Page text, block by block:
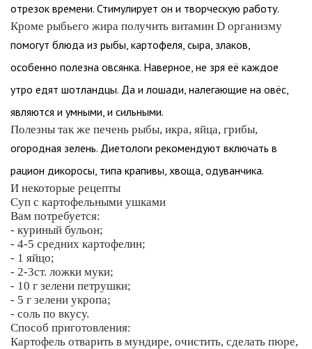
отрезок времени. Стимулирует он и творческую работу.
Кроме рыбьего жира получить витамин D организму
помогут блюда из рыбы, картофеля, сыра, злаков,
особенно полезна овсянка. Наверное, не зря её каждое
утро едят шотландцы. Да и лошади, налегающие на овёс,
являются и умными, и сильными.
Полезны так же печень рыбы, икра, яйца, грибы,
огородная зелень. Диетологи рекомендуют включать в
рацион дикоросы, типа крапивы, хвоща, одуванчика.
И некоторые рецепты
Суп с картофельными ушками
Вам потребуется:
- куриный бульон;
- 4-5 средних картофелин;
- 1 яйцо;
- 2-3ст. ложки муки;
- 10 г зелени петрушки;
- 5 г зелени укропа;
- соль по вкусу.
Способ приготовления:
Картофель отварить в мундире, очистить, сделать пюре,